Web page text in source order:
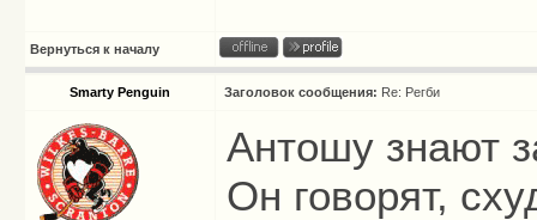
Вернуться к началу
Smarty Penguin Заголовок сообщения: Re: Регби
Антошу знают
Он говорят,